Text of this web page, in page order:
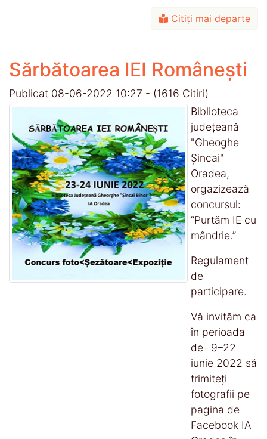
Citiți mai departe
Sărbătoarea IEI Românești
Publicat 08-06-2022 10:27 - (1616 Citiri)
Biblioteca
județeană
"Gheoghe
Șincai"
Oradea,
orgazizează
concursul:
”Purtăm IE cu
mândrie.”
Regulament
de
participare.
Vă invităm ca
în perioada
de- 9–22
iunie 2022 să
trimiteți
fotografii pe
pagina de
Facebook IA